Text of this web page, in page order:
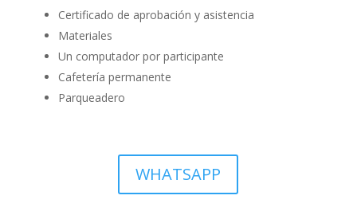
Certificado de aprobación y asistencia
Materiales
Un computador por participante
Cafetería permanente
Parqueadero
WHATSAPP